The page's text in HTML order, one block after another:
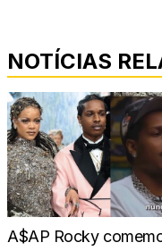
NOTÍCIAS
A$AP Rocky